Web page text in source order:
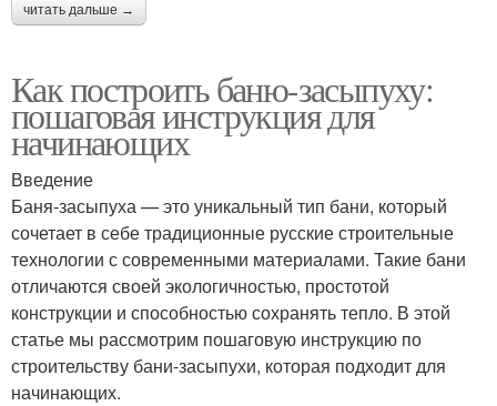
читать дальше →
Как построить баню-засыпуху:
пошаговая инструкция для
начинающих
Введение
Баня-засыпуха — это уникальный тип бани, который
сочетает в себе традиционные русские строительные
технологии с современными материалами. Такие бани
отличаются своей экологичностью, простотой
конструкции и способностью сохранять тепло. В этой
статье мы рассмотрим пошаговую инструкцию по
строительству бани-засыпухи, которая подходит для
начинающих.